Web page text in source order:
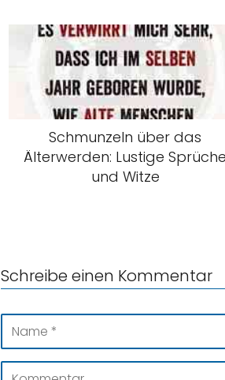
Schmunzeln über das
Älterwerden: Lustige Sprüche
und Witze
Schreibe einen Kommentar